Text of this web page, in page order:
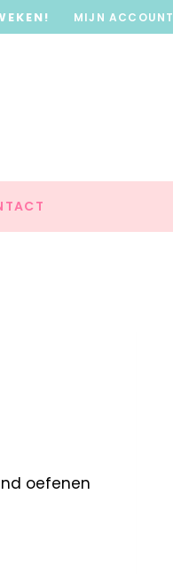
MIJN ACCOUNT
oefenen